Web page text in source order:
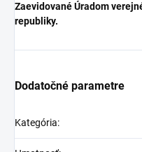
Zaevidované Úradom
republiky.
Dodatočné parametre
Kategória: